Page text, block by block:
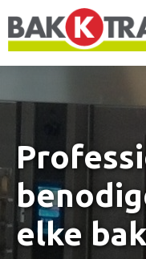
elke